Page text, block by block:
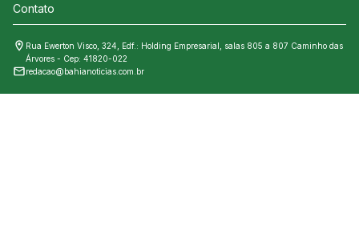
Contato
Rua Ewerton Visco, 324, Edf.: Holding Empresarial, salas 805 a 807 Caminho das
Árvores - Cep: 41820-022
redacao@bahianoticias.com.br